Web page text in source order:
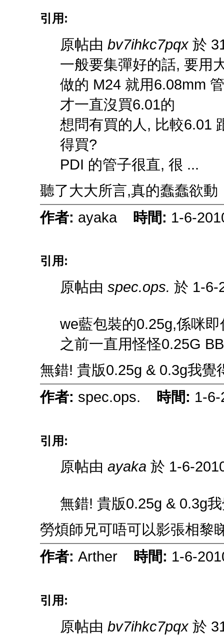
引用:
原帖由 bv7ihkc7pqx 於
一般要集彈好的話, 要用
做的 M24 就用6.08mm
才一直沒買6.01的
想問有買的人, 比較6.01
得買?
PDI 的管子很直, 很 ...
聽了大大所言,真的蠢蠢欲動
作者: ayaka 時間: 1-6-
引用:
原帖由 spec.ops. 於 1-6-
we藍包裝的0.25g,係咪
之前一直用怪怪0.25G
無錯! 貴版0.25g & 0.3g我覺
作者: spec.ops. 時間: 1-
引用:
原帖由 ayaka 於 1-6-
無錯! 貴版0.25g & 0.3g
勞煩師兄可唔可以影張相黎
作者: Arther 時間: 1-6-
引用:
原帖由 bv7ihkc7pqx 於